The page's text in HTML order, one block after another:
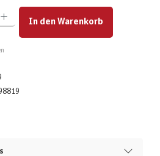
ein oder benutze die Schaltflächen um die Anzahl zu
In den Warenkorb